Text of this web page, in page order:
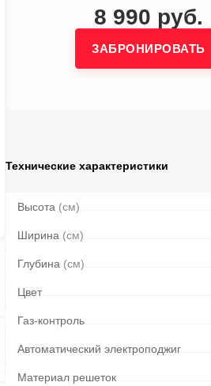
8 990 руб.
ЗАБРОНИРОВАТЬ
Технические характеристики
Высота (см)
Ширина (см)
Глубина (см)
Цвет
Газ-контроль
Автоматический электроподжиг
Материал решеток